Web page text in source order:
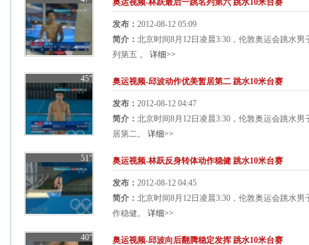
奥运视频-林跃最后一跳名列第六 跳水10米台赛
发布： 2012-08-12 05:09
简介： 北京时间8月12日凌晨3:30，伦敦奥运会跳水
列第五 。 详细>>
45" 奥运视频-邱波动作优美暂居第二 跳水10米台赛
发布： 2012-08-12 04:47
简介： 北京时间8月12日凌晨3:30，伦敦奥运会跳水
居第二。 详细>>
51" 奥运视频-林跃反身转体动作稳健 跳水10米台赛
发布： 2012-08-12 04:45
简介： 北京时间8月12日凌晨3:30，伦敦奥运会跳水
作稳健。 详细>>
40" 奥运视频-邱波向后翻腾稳定发挥 跳水10米台赛